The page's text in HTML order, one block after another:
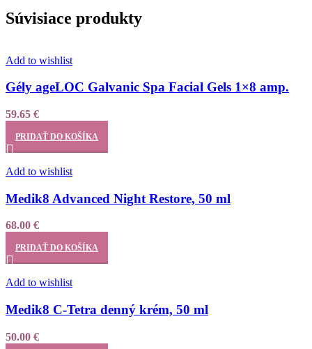
Súvisiace produkty
Add to wishlist
Gély ageLOC Galvanic Spa Facial Gels 1×8 amp.
59.65 €
PRIDAŤ DO KOŠÍKA
Add to wishlist
Medik8 Advanced Night Restore, 50 ml
68.00 €
PRIDAŤ DO KOŠÍKA
Add to wishlist
Medik8 C-Tetra denný krém, 50 ml
50.00 €